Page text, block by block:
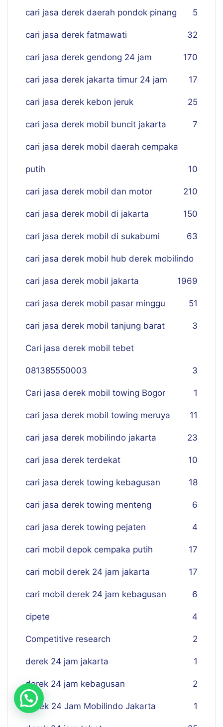
cari jasa derek daerah pondok pinang 5
cari jasa derek fatmawati 32
cari jasa derek gendong 24 jam 170
cari jasa derek jakarta timur 24 jam 17
cari jasa derek kebon jeruk 25
cari jasa derek mobil buncit jakarta 7
cari jasa derek mobil daerah cempaka
putih 10
cari jasa derek mobil dan motor 210
cari jasa derek mobil di jakarta 150
cari jasa derek mobil di sukabumi 63
cari jasa derek mobil hub derek mobilindo
69
cari jasa derek mobil jakarta 19
cari jasa derek mobil pasar minggu 51
cari jasa derek mobil tanjung barat 3
Cari jasa derek mobil tebet
081385550003 3
Cari jasa derek mobil towing Bogor 1
cari jasa derek mobil towing meruya 11
cari jasa derek mobilindo jakarta 23
cari jasa derek terdekat 10
cari jasa derek towing kebagusan 18
cari jasa derek towing menteng 6
cari jasa derek towing pejaten 4
cari mobil depok cempaka putih 17
cari mobil derek 24 jam jakarta 17
cari mobil derek 24 jam kebagusan 6
cipete 4
Competitive research 2
derek 24 jam jakarta 1
derek 24 jam kebagusan 2
Derek 24 Jam Mobilindo Jakarta 1